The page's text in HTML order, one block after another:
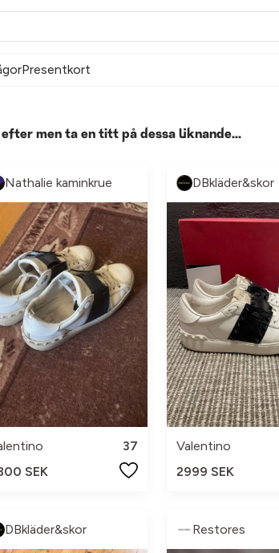
Presentkort
men ta en titt på dessa liknande...
Nathalie kaminkrue
37
SEK
DBkläder&skor
Valentino
2999 SEK
DBkläder&skor Restores